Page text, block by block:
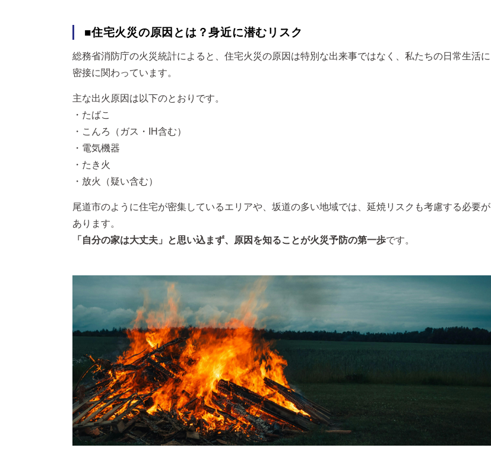
■住宅火災の原因とは？身近に潜むリスク
総務省消防庁の火災統計によると、住宅火災の原因は特別な出来事ではなく、私たちの日常生活に
密接に関わっています。
主な出火原因は以下のとおりです。
・たばこ
・こんろ（ガス・IH含む）
・電気機器
・たき火
・放火（疑い含む）
尾道市のように住宅が密集しているエリアや、坂道の多い地域では、延焼リスクも考慮する必要が
あります。
「自分の家は大丈夫」と思い込まず、原因を知ることが火災予防の第一歩です。